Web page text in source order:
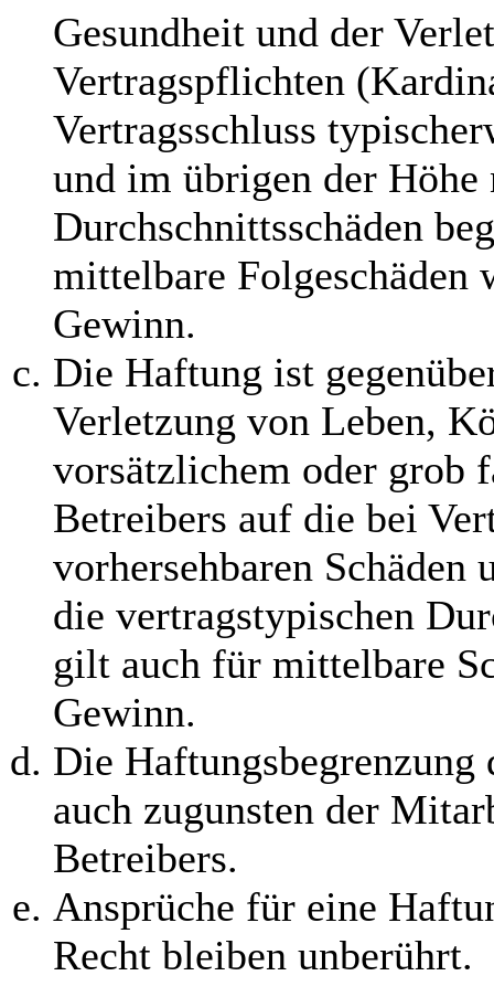
Gesundheit und der
Vertragspflichten
Vertragsschluss
und im übrigen der
Durchschnittsschäden
mittelbare Folgeschäden
Gewinn.
Die Haftung ist
Verletzung von Leben,
vorsätzlichem oder grob
Betreibers auf die bei
vorhersehbaren
die vertragstypischen
gilt auch für mittelbare
Gewinn.
Die
auch zugunsten der
Betreibers.
Ansprüche für eine
Recht bleiben unberührt.